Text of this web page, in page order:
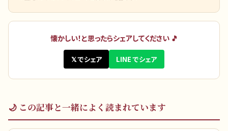
懐かしい！と思ったらシェアしてください 🎵
𝕏 でシェア LINE でシェア
🌙 この記事と一緒によく読まれています